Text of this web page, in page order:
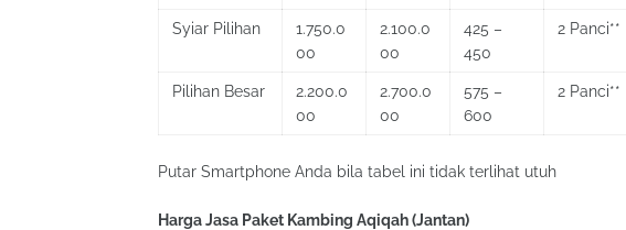
Syiar Pilihan
1.750.0
00
2.100.0
00
425 –
450
2 Panci**
Pilihan Besar
2.200.0
00
2.700.0
00
575 –
600
2 Panci**
Putar Smartphone Anda bila tabel ini tidak terlihat utuh
Harga Jasa Paket Kambing Aqiqah (Jantan)